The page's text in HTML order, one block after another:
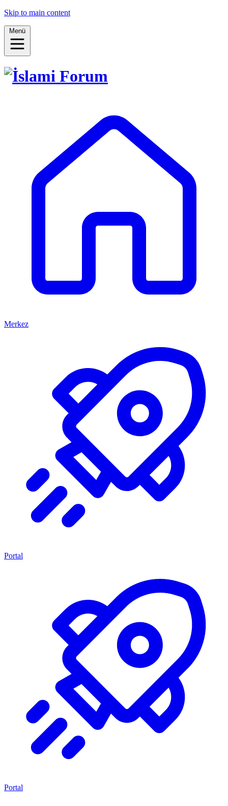
Skip to main content
Menü
Merkez
Portal
Portal